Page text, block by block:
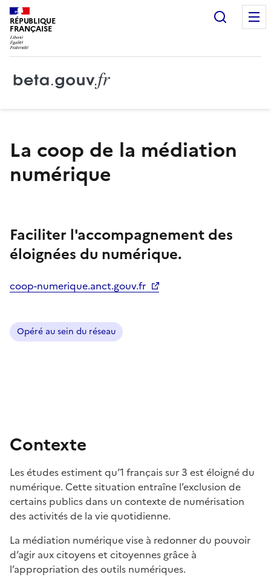
RÉPUBLIQUE
FRANÇAISE
La coop de la médiation
numérique
Faciliter l'accompagnement des
éloignées du numérique.
coop-numerique.anct.gouv.fr
Opéré au sein du réseau
Contexte
Les études estiment qu’1 français sur 3 est éloigné du
numérique. Cette situation entraîne l’exclusion de
certains publics dans un contexte de numérisation
des activités de la vie quotidienne.
La médiation numérique vise à redonner du pouvoir
d’agir aux citoyens et citoyennes grâce à
l’appropriation des outils numériques.